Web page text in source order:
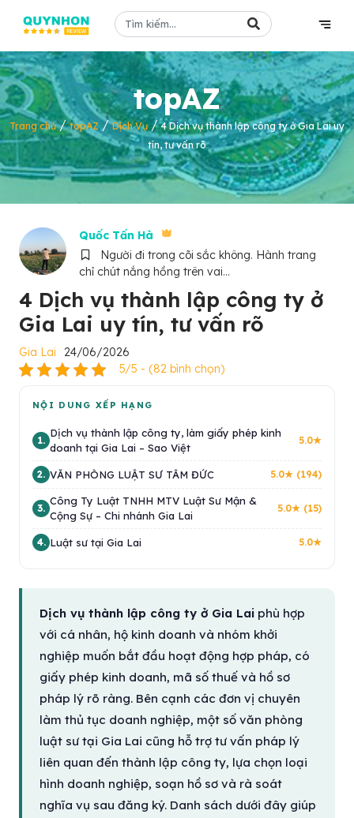
topAZ
Trang chủ/topAZ/Dịch Vụ /4 Dịch vụ thành lập công ty ở Gia Lai uy
tín, tư vấn rõ
Quốc Tấn Hà
Người đi trong cõi sắc không. Hành trang
chỉ chút nắng hồng trên vai...
4 Dịch vụ thành lập công ty ở
Gia Lai uy tín, tư vấn rõ
Gia Lai
24/06/2026
5/5 - (82 bình chọn)
NỘI DUNG XẾP HẠNG
1.
Dịch vụ thành lập công ty, làm giấy phép kinh
doanh tại Gia Lai – Sao Việt
5.0★
2. VĂN PHÒNG LUẬT SƯ TÂM ĐỨC 5.0★ (194)
3.
Công Ty Luật TNHH MTV Luật Sư Mận &
Cộng Sự – Chi nhánh Gia Lai
5.0★ (15)
4. Luật sư tại Gia Lai 5.0★
Dịch vụ thành lập công ty ở Gia Lai phù hợp
với cá nhân, hộ kinh doanh và nhóm khởi
nghiệp muốn bắt đầu hoạt động hợp pháp, có
giấy phép kinh doanh, mã số thuế và hồ sơ
pháp lý rõ ràng. Bên cạnh các đơn vị chuyên
làm thủ tục doanh nghiệp, một số văn phòng
luật sư tại Gia Lai cũng hỗ trợ tư vấn pháp lý
liên quan đến thành lập công ty, lựa chọn loại
hình doanh nghiệp, soạn hồ sơ và rà soát
nghĩa vụ sau đăng ký. Danh sách dưới đây giúp